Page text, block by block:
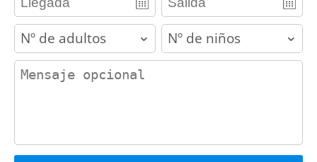
adults children
contact_message